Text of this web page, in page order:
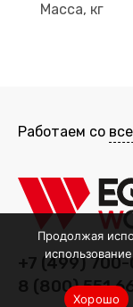
Масса, кг
Работаем со
+7 (499)
8 (800) 551
Продолжая
Хорошо